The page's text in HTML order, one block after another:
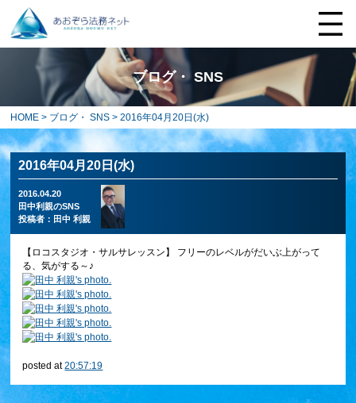
ブログ・ SNS
HOME > ブログ・ SNS > 2016年04月20日(水)
2016年04月20日(水)
2016.04.20
田中利親のSNS
投稿者： 田中 利親
【ロコスタジオ・サルサレッスン】 フリーのレベルがだいぶ上がって
る、気がする～♪
posted at20:57:19